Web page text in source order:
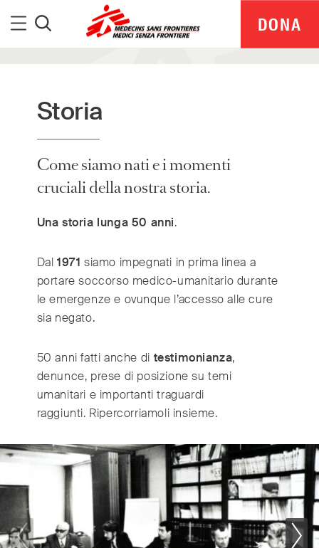
Menu
DONA
Storia
Come siamo nati e i momenti
cruciali della nostra storia.
Una storia lunga 50 anni.
Dal1971siamo impegnati in prima linea a
portare soccorso medico-umanitario durante
le emergenze e ovunque l’accesso alle cure
sia negato.
50 anni fatti anche di testimonianza,
denunce, prese di posizione su temi
umanitari e importanti traguardi
raggiunti. Ripercorriamoli insieme.
MSF Italia is part of a global network delivering
medical aid where it is needed most.
Independent. Neutral. Impartial.
International (English)
Argentina (Español)
Australia (English)
Belgium (Nederlands/Français)
Brazil (Português)
Canada (English/Français)
Czech Republic (Česky/English)
Denmark (Dansk)